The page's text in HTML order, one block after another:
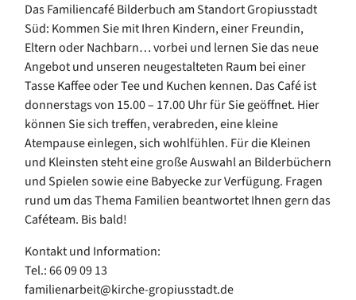
Das Familiencafé Bilderbuch am Standort Gropiusstadt
Süd: Kommen Sie mit Ihren Kindern, einer Freundin,
Eltern oder Nachbarn… vorbei und lernen Sie das neue
Angebot und unseren neugestalteten Raum bei einer
Tasse Kaffee oder Tee und Kuchen kennen. Das Café ist
donnerstags von 15.00 – 17.00 Uhr für Sie geöffnet. Hier
können Sie sich treffen, verabreden, eine kleine
Atempause einlegen, sich wohlfühlen. Für die Kleinen
und Kleinsten steht eine große Auswahl an Bilderbüchern
und Spielen sowie eine Babyecke zur Verfügung. Fragen
rund um das Thema Familien beantwortet Ihnen gern das
Caféteam. Bis bald!
Kontakt und Information:
Tel.: 66 09 09 13
familienarbeit@kirche-gropiusstadt.de